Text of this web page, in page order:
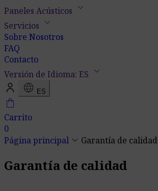
Paneles Acústicos keyboard_arrow_down
Servicios keyboard_arrow_down
Sobre Nosotros
FAQ
Contacto
Versión de Idioma: ES keyboard_arrow_down
language ES
shopping_bag
Carrito
0
Página principal keyboard_arrow_down Garantía de calidad
Garantía de calidad